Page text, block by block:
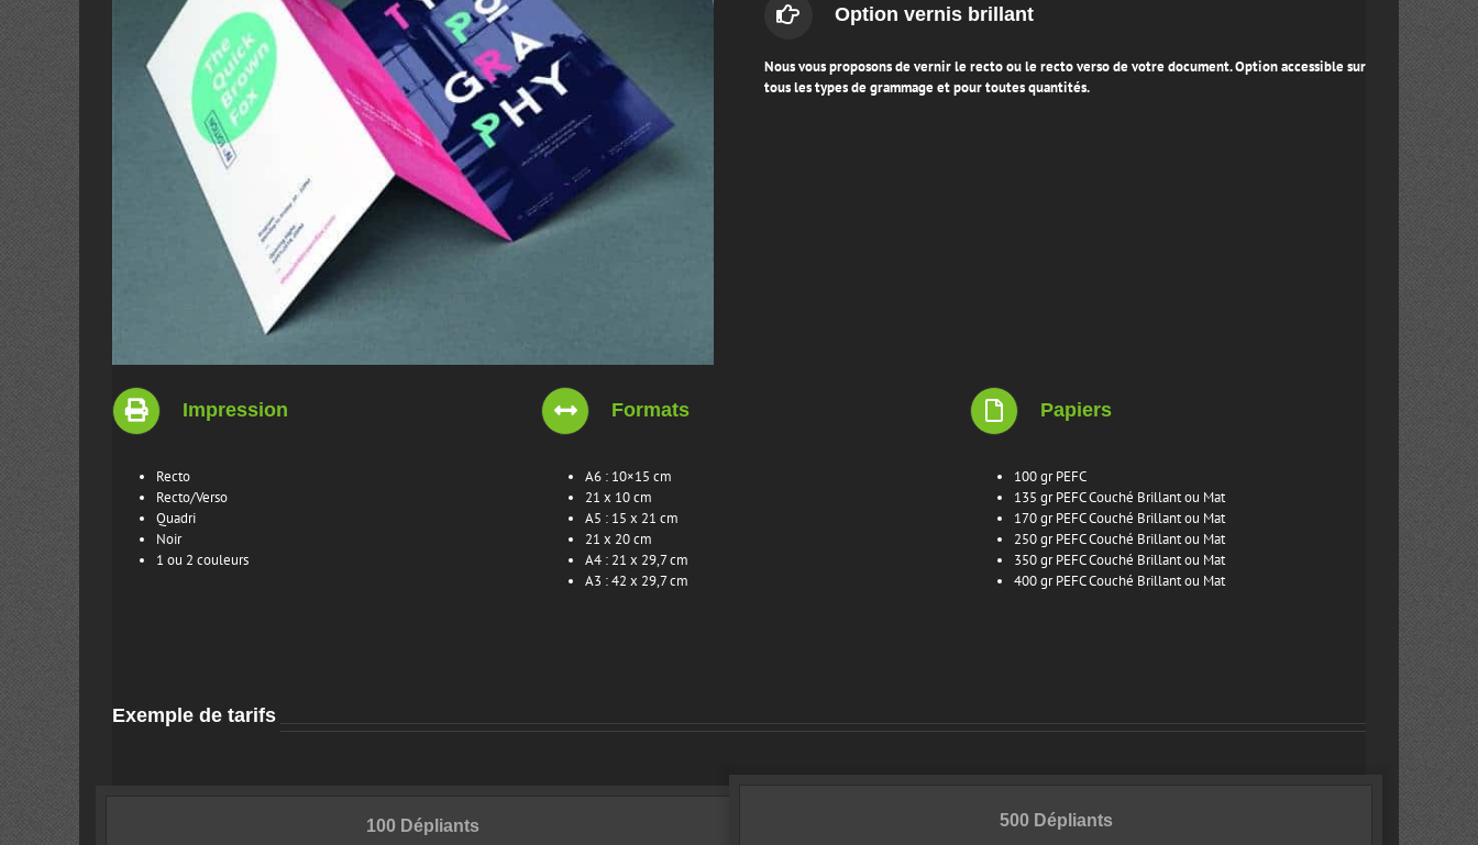
Option vernis brillant
Nous vous proposons de vernir le recto ou le recto verso de votre document. Option accessible sur
tous les types de grammage et pour toutes quantités.
Impression
Recto
Recto/Verso
Quadri
Noir
1 ou 2 couleurs
Formats
A6 : 10×15 cm
21 x 10 cm
A5 : 15 x 21 cm
21 x 20 cm
A4 : 21 x 29,7 cm
A3 : 42 x 29,7 cm
Papiers
100 gr PEFC
135 gr PEFC Couché Brillant ou Mat
170 gr PEFC Couché Brillant ou Mat
250 gr PEFC Couché Brillant ou Mat
350 gr PEFC Couché Brillant ou Mat
400 gr PEFC Couché Brillant ou Mat
Exemple de tarifs
100 Dépliants 500 Dépliants